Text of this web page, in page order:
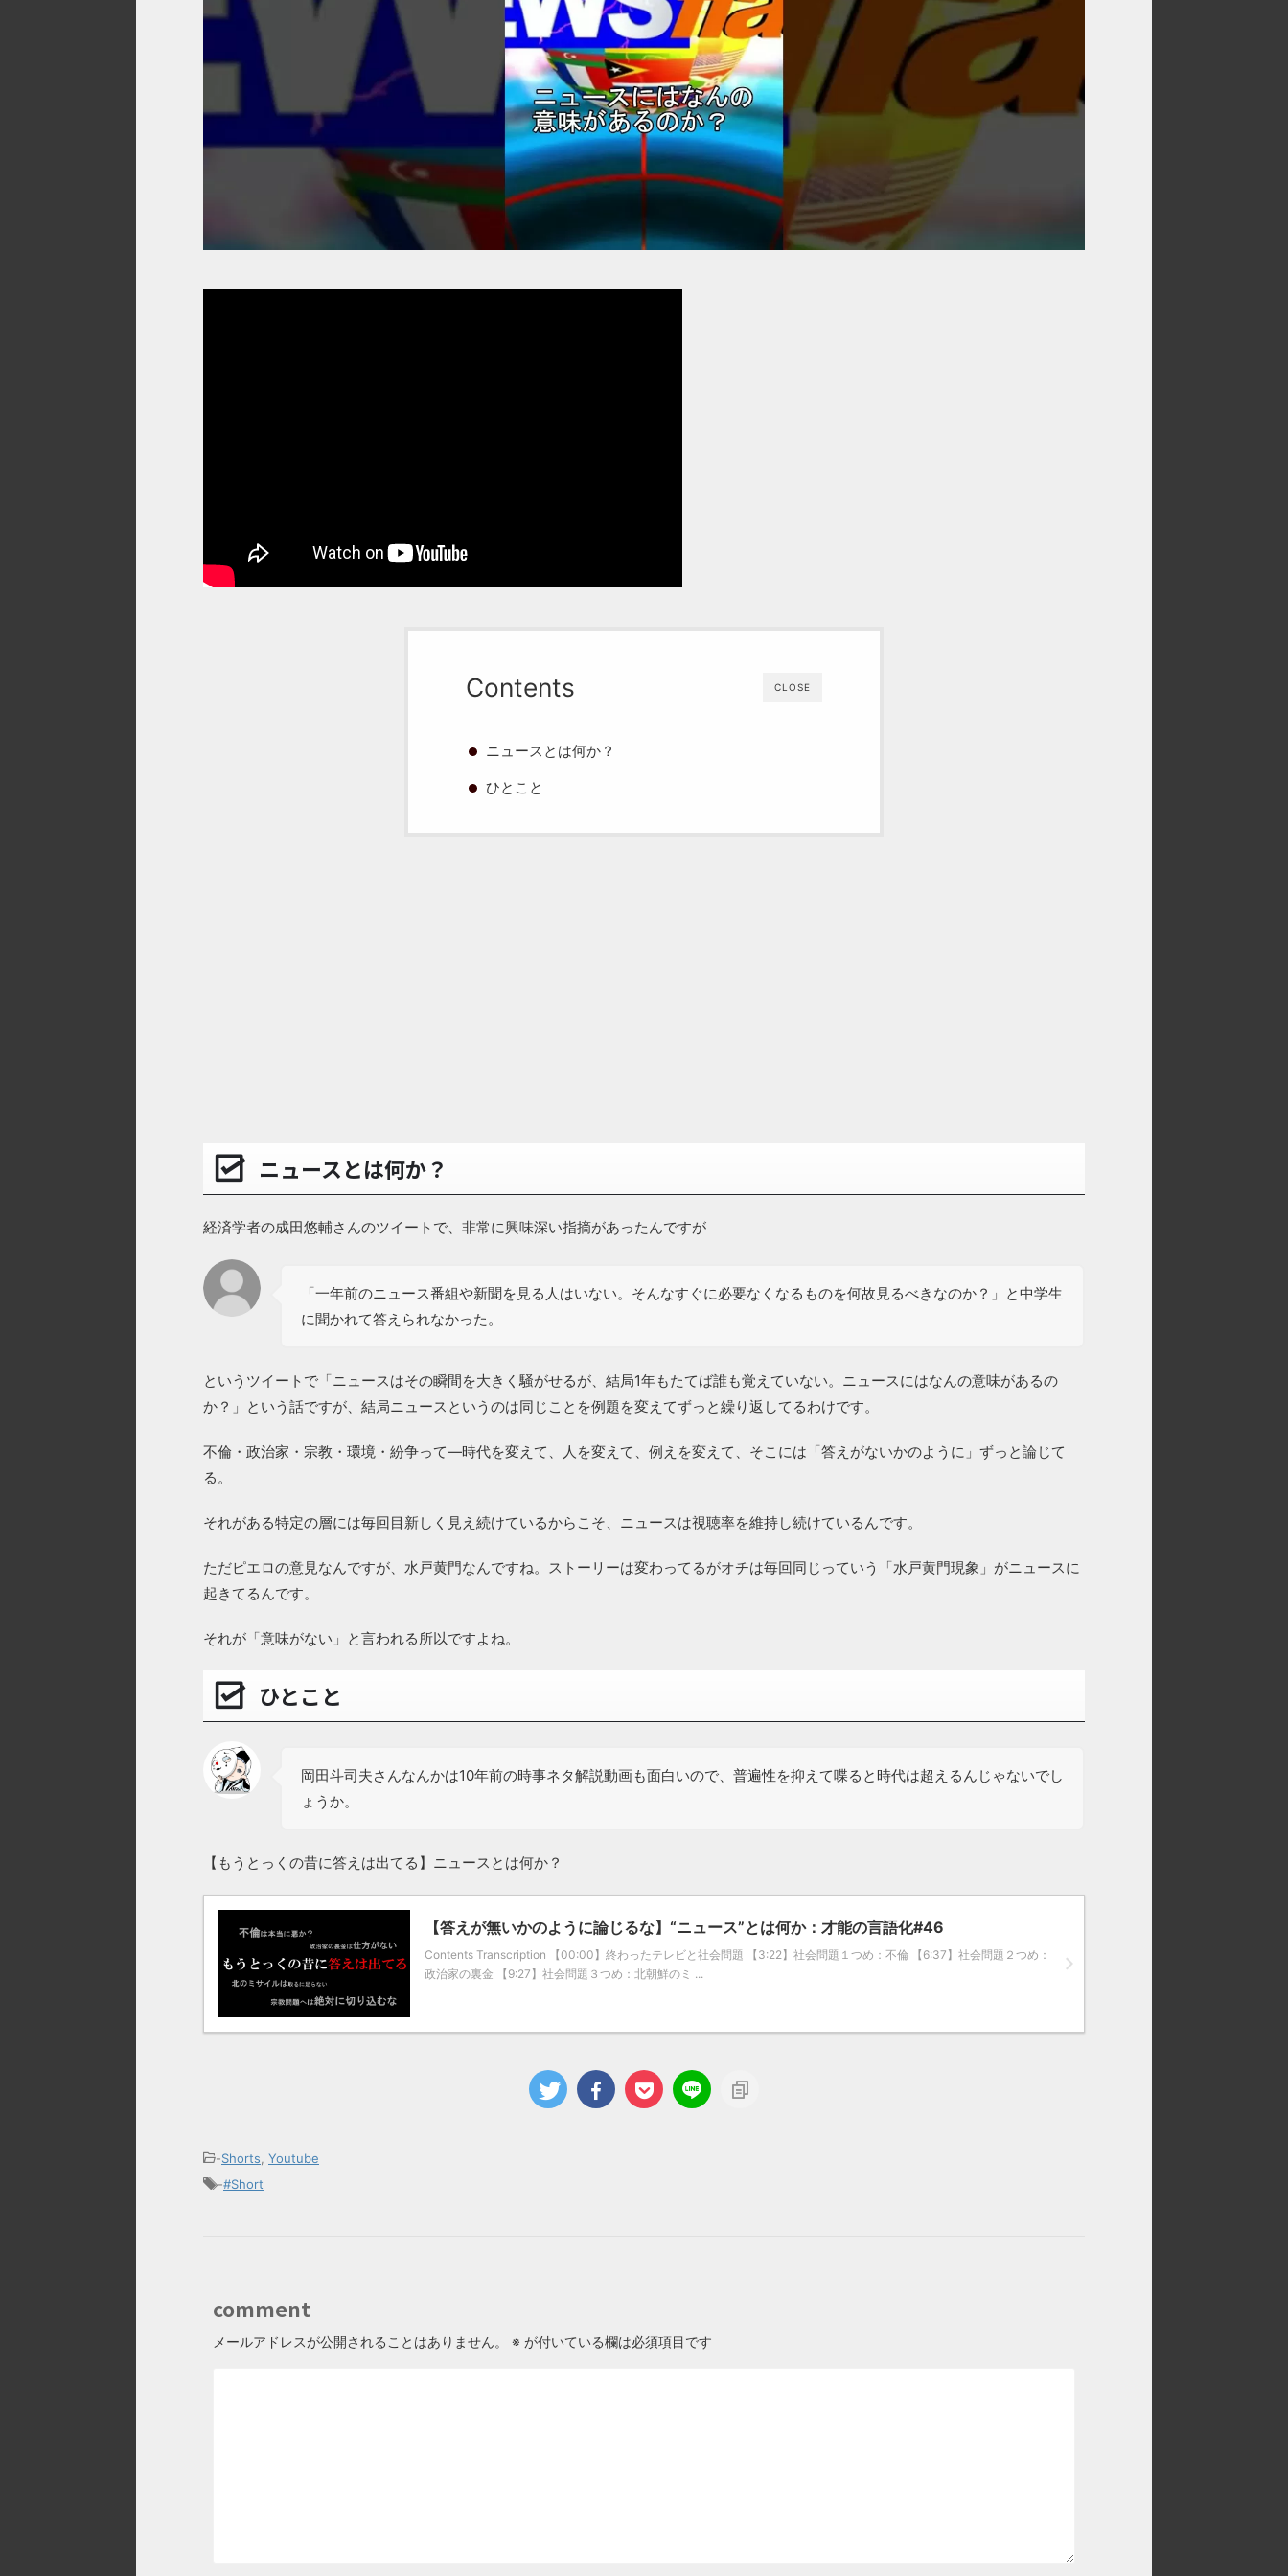
CLOSE
Contents
ニュースとは何か？
ひとこと
ニュースとは何か？
経済学者の成田悠輔さんのツイートで、非常に興味深い指摘があったんですが
「一年前のニュース番組や新聞を見る人はいない。そんなすぐに必要なくなるものを何故見るべきなのか？」と中学生
に聞かれて答えられなかった。
というツイートで「ニュースはその瞬間を大きく騒がせるが、結局1年もたてば誰も覚えていない。ニュースにはなんの意味があるの
か？」という話ですが、結局ニュースというのは同じことを例題を変えてずっと繰り返してるわけです。
不倫・政治家・宗教・環境・紛争って―時代を変えて、人を変えて、例えを変えて、そこには「答えがないかのように」ずっと論じて
る。
それがある特定の層には毎回目新しく見え続けているからこそ、ニュースは視聴率を維持し続けているんです。
ただピエロの意見なんですが、水戸黄門なんですね。ストーリーは変わってるがオチは毎回同じっていう「水戸黄門現象」がニュースに
起きてるんです。
それが「意味がない」と言われる所以ですよね。
ひとこと
岡田斗司夫さんなんかは10年前の時事ネタ解説動画も面白いので、普遍性を抑えて喋ると時代は超えるんじゃないでし
ょうか。
【もうとっくの昔に答えは出てる】ニュースとは何か？
【答えが無いかのように論じるな】“ニュース”とは何か：才能の言語化#46
Contents Transcription 【00:00】終わったテレビと社会問題 【3:22】社会問題１つめ：不倫 【6:37】社会問題２つめ：
政治家の裏金 【9:27】社会問題３つめ：北朝鮮のミ ...
-Shorts Youtube
-#Short
comment
メールアドレスが公開されることはありません。 ※ が付いている欄は必須項目です